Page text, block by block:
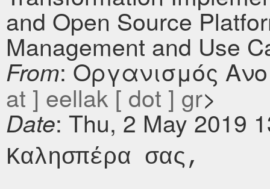
and Open Source
Management and Use
From: Οργανισμός
at ] eellak [ dot ] gr>
Date: Thu, 2 May 2019
Καλησπέρα σας,